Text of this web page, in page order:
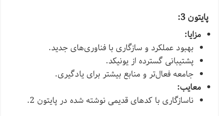
پایتون 3:
مزایا:
بهبود عملکرد و سازگاری با فناوری‌های جدید.
پشتیبانی گسترده از یونیکد.
جامعه فعال‌تر و منابع بیشتر برای یادگیری.
معایب:
ناسازگاری با کدهای قدیمی نوشته شده در پایتون 2.